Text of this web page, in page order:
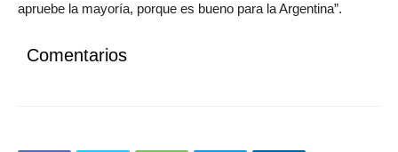
apruebe la mayoría, porque es bueno para la Argentina”.
Comentarios